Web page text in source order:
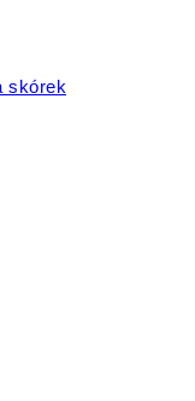
skórek